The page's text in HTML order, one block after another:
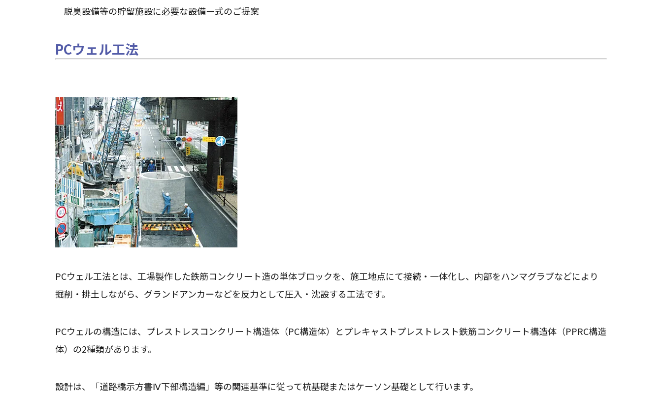
脱臭設備等の貯留施設に必要な設備ー式のご提案
PCウェル工法
PCウェル工法とは、工場製作した鉄筋コンクリート造の単体ブロックを、施工地点にて接続・一体化し、内部をハンマグラブなどにより
掘削・排土しながら、グランドアンカーなどを反力として圧入・沈設する工法です。
PCウェルの構造には、プレストレスコンクリート構造体（PC構造体）とプレキャストプレストレスト鉄筋コンクリート構造体（PPRC構造
体）の2種類があります。
設計は、「道路橋示方書Ⅳ下部構造編」等の関連基準に従って杭基礎またはケーソン基礎として行います。